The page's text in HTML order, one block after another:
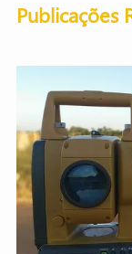
Publicações